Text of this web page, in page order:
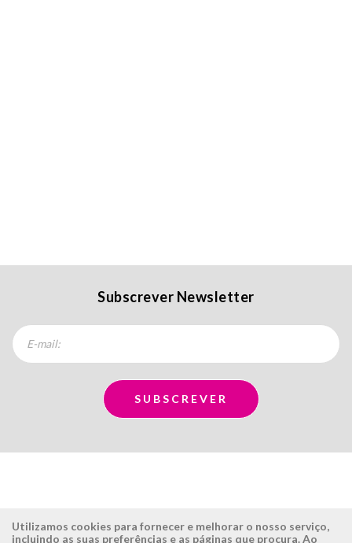
Subscrever Newsletter
Utilizamos cookies para fornecer e melhorar o nosso serviço,
incluindo as suas preferências e as páginas que procura. Ao